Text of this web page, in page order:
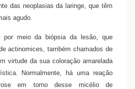
das neoplasias da laringe, que têm
agudo.
por meio da biópsia da lesão, que
actinomices, também chamados de
virtude da sua coloração amarelada
Normalmente, há uma reação
em torno desse micélio de